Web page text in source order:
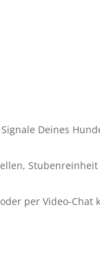
Deines
per Video-Chat